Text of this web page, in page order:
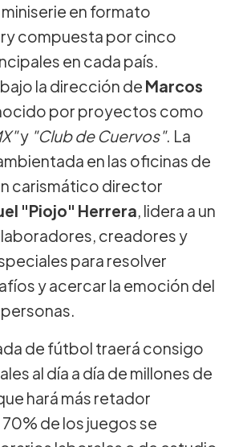
en formato
compuesta por cinco
en cada país.
la dirección de Marcos
por proyectos como
y "Club de Cuervos". La
en las oficinas de
carismático director
"Piojo" Herrera, lidera a un
creadores y
para resolver
y acercar la emoción del
de fútbol traerá consigo
al día a día de millones de
hará más retador
de los juegos se